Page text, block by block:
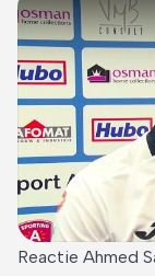
Reactie Ahmed